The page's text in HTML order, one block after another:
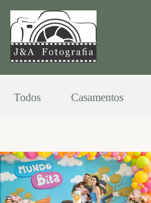
Todos Casamentos